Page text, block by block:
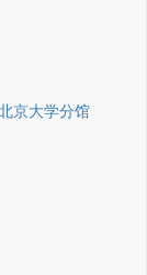
京大学分馆